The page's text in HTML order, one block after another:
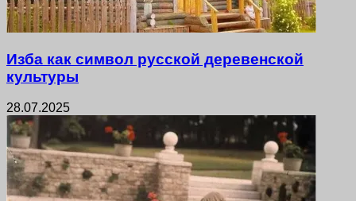
Изба как символ русской деревенской
культуры
28.07.2025